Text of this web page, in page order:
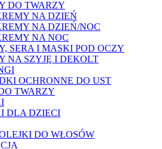
DO TWARZY
NA DZIEŃ
NA DZIEŃ/NOC
NA NOC
SERA I MASKI POD OCZY
NA SZYJĘ I DEKOLT
OCHRONNE DO UST
TWARZY
DLA DZIECI
DO WŁOSÓW